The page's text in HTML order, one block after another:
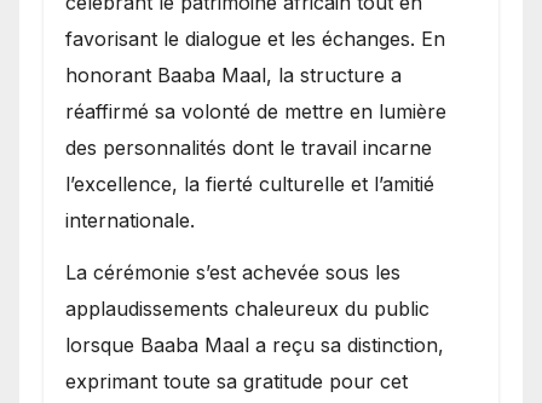
favorisant le dialogue et les échanges. En
honorant Baaba Maal, la structure a
réaffirmé sa volonté de mettre en lumière
des personnalités dont le travail incarne
l’excellence, la fierté culturelle et l’amitié
internationale.
​La cérémonie s’est achevée sous les
applaudissements chaleureux du public
lorsque Baaba Maal a reçu sa distinction,
exprimant toute sa gratitude pour cet